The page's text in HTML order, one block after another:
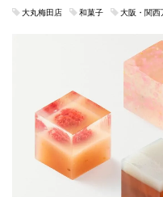
大丸梅田店 和菓子 大阪・関西